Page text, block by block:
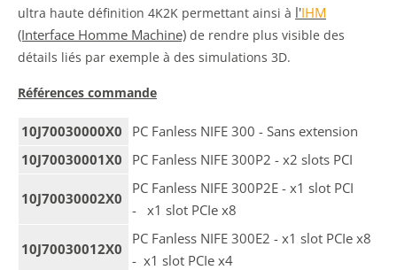
ultra haute définition 4K2K permettant ainsi à l'IHM
(Interface Homme Machine) de rendre plus visible des
détails liés par exemple à des simulations 3D.
Références commande
10J70030000X0
PC Fanless NIFE 300 - Sans extension
10J70030001X0
PC Fanless NIFE 300P2 - x2 slots PCI
10J70030002X0
PC Fanless NIFE 300P2E - x1 slot PCI
- x1 slot PCIe x8
10J70030012X0
PC Fanless NIFE 300E2 - x1 slot PCIe x8
- x1 slot PCIe x4